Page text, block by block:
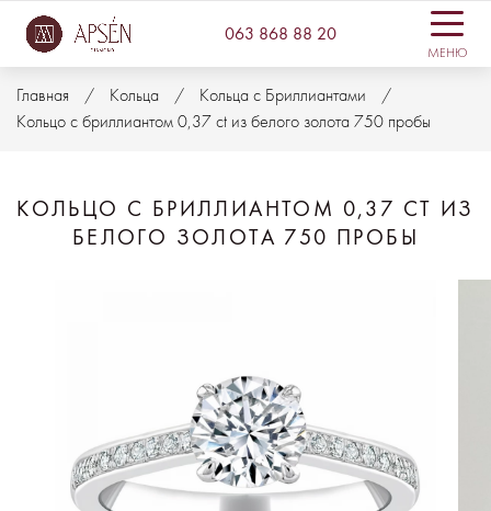
063 868 88 20
МЕНЮ
Главная Кольца
Кольца с Бриллиантами
Кольцо с бриллиантом 0,37 ct из белого золота 750 пробы
КОЛЬЦО С БРИЛЛИАНТОМ 0,37 CT ИЗ
БЕЛОГО ЗОЛОТА 750 ПРОБЫ